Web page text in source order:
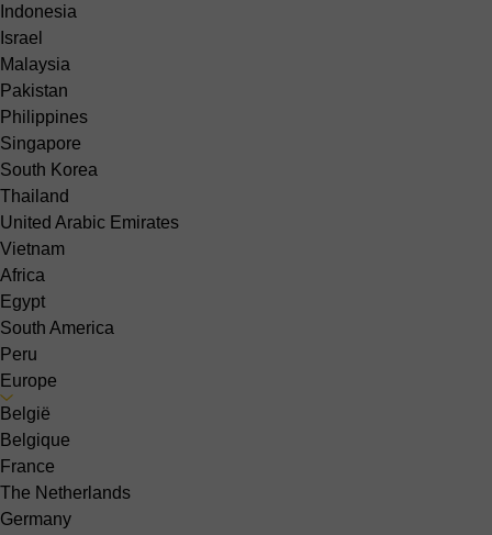
Indonesia
Israel
Malaysia
Pakistan
Philippines
Singapore
South Korea
Thailand
United Arabic Emirates
Vietnam
Africa
Egypt
South America
Peru
Europe
België
Belgique
France
The Netherlands
Germany